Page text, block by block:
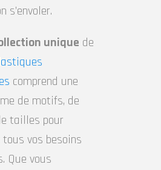
s’envoler.
unique de
comprend une
de motifs, de
tailles pour
tous vos besoins
Que vous